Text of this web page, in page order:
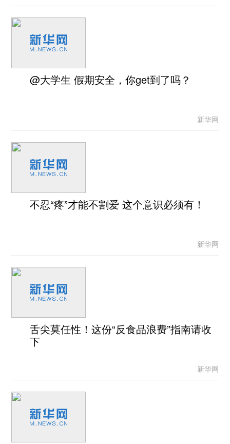
@大学生 假期安全，你get到了吗？
新华网
不忍“疼”才能不割爱 这个意识必须有！
新华网
舌尖莫任性！这份“反食品浪费”指南请收
下
新华网